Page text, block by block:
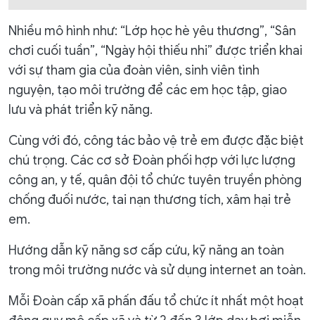
Nhiều mô hình như: “Lớp học hè yêu thương”, “Sân
chơi cuối tuần”, “Ngày hội thiếu nhi” được triển khai
với sự tham gia của đoàn viên, sinh viên tình
nguyện, tạo môi trường để các em học tập, giao
lưu và phát triển kỹ năng.
Cùng với đó, công tác bảo vệ trẻ em được đặc biệt
chú trọng. Các cơ sở Đoàn phối hợp với lực lượng
công an, y tế, quân đội tổ chức tuyên truyền phòng
chống đuối nước, tai nạn thương tích, xâm hại trẻ
em.
Hướng dẫn kỹ năng sơ cấp cứu, kỹ năng an toàn
trong môi trường nước và sử dụng internet an toàn.
Mỗi Đoàn cấp xã phấn đấu tổ chức ít nhất một hoạt